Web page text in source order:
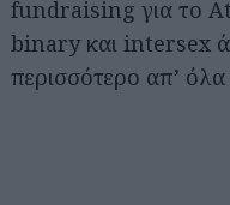
fundraising για το
binary και intersex
περισσότερο απ’ όλα